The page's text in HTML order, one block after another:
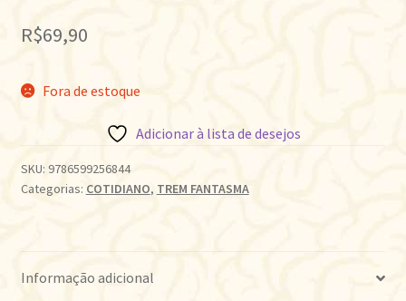
R$69,90
Fora de estoque
Adicionar à lista de desejos
SKU: 9786599256844
Categorias: COTIDIANO, TREM FANTASMA
Informação adicional